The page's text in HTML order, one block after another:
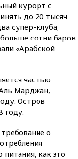
курорт с
до 20 тысяч
супер-клуба,
сотни баров
«Арабской
частью
Марджан,
Остров
году.
о
питания, как это